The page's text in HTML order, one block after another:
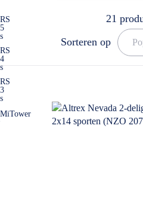
altijd voor u klaar. U kunt ons
21
Sorteren op